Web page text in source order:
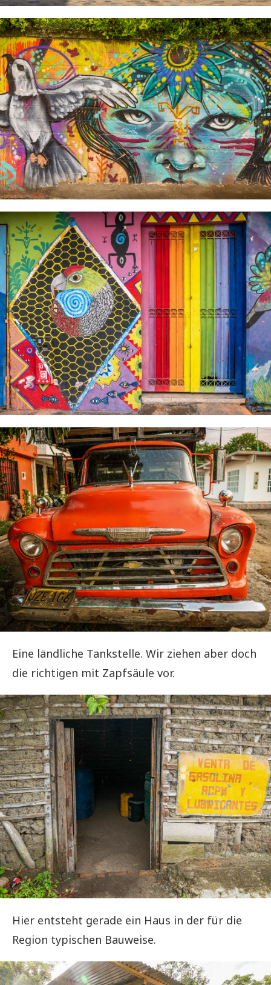
Eine ländliche Tankstelle. Wir ziehen aber doch
die richtigen mit Zapfsäule vor.
Hier entsteht gerade ein Haus in der für die
Region typischen Bauweise.